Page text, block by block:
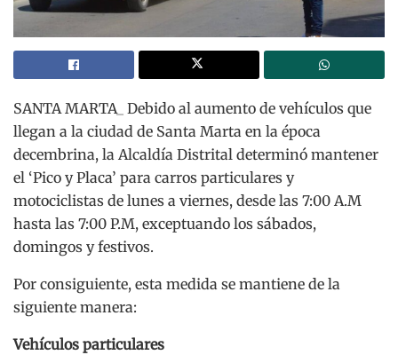
SANTA MARTA_ Debido al aumento de vehículos que
llegan a la ciudad de Santa Marta en la época
decembrina, la Alcaldía Distrital determinó mantener
el ‘Pico y Placa’ para carros particulares y
motociclistas de lunes a viernes, desde las 7:00 A.M
hasta las 7:00 P.M, exceptuando los sábados,
domingos y festivos.
Por consiguiente, esta medida se mantiene de la
siguiente manera:
Vehículos particulares